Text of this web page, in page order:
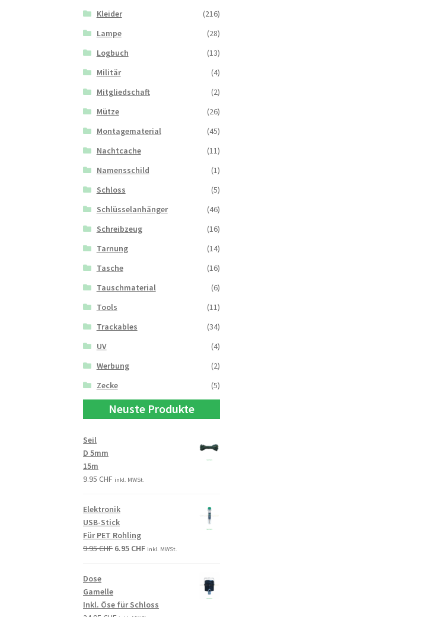
Kleider
(216)
Lampe
(28)
Logbuch
(13)
Militär
(4)
Mitgliedschaft
(2)
Mütze
(26)
Montagematerial
(45)
Nachtcache
(11)
Namensschild
(1)
Schloss
(5)
Schlüsselanhänger
(46)
Schreibzeug
(16)
Tarnung
(14)
Tasche
(16)
Tauschmaterial
(6)
Tools
(11)
Trackables
(34)
UV
(4)
Werbung
(2)
Zecke
(5)
Neuste Produkte
Seil
D 5mm
15m
9.95CHF inkl. MWSt.
Elektronik
USB-Stick
Für PET Rohling
9.95CHF 6.95 CHF inkl. MWSt.
Dose
Gamelle
Inkl. Öse für Schloss